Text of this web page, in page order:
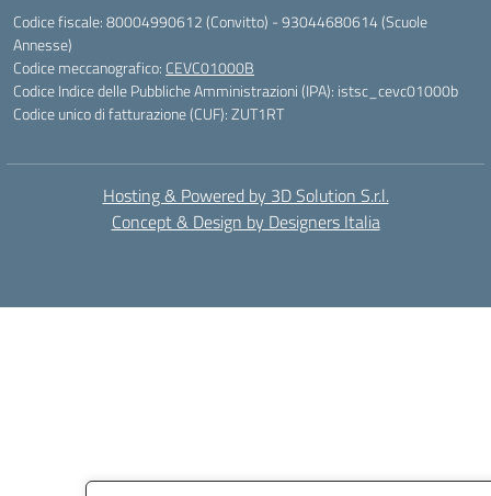
Codice fiscale: 80004990612 (Convitto) - 93044680614 (Scuole
Annesse)
Codice meccanografico: CEVC01000B
Codice Indice delle Pubbliche Amministrazioni (IPA): istsc_cevc01000b
Codice unico di fatturazione (CUF): ZUT1RT
Hosting & Powered by 3D Solution S.r.l.
Concept & Design by Designers Italia